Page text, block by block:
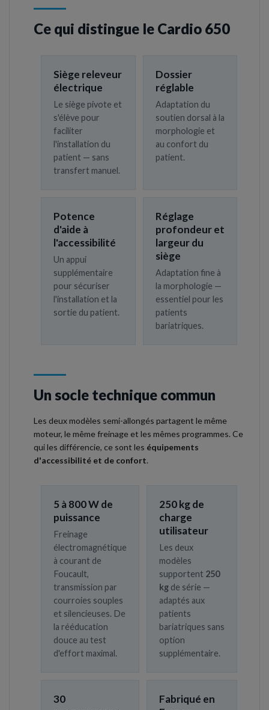
Ce qui distingue le Cardio 650
Siège releveur
électrique
Le siège pivote et
s'élève pour
faciliter
l'installation du
patient — sans
transfert manuel.
Dossier
réglable
Adaptation du
soutien dorsal à la
morphologie et
au confort du
patient.
Potence
d'aide à
l'accessibilité
Un appui
supplémentaire
pour sécuriser
l'installation et la
sortie du patient.
Réglage
profondeur et
largeur du
siège
Adaptation fine à
la morphologie —
essentiel pour les
patients
bariatriques.
Un socle technique commun
Les deux modèles semi-allongés partagent le même
moteur, le même freinage et les mêmes programmes. Ce
qui les différencie, ce sont les équipements
d'accessibilité et de confort.
5 à 800 W de
puissance
Freinage
électromagnétique
à courant de
Foucault,
transmission par
courroies souples
et silencieuses. De
la rééducation
douce au test
d'effort maximal.
250 kg de
charge
utilisateur
Les deux
modèles
supportent 250
kg de série —
adaptés aux
patients
bariatriques sans
option
supplémentaire.
30
Fabriqué en